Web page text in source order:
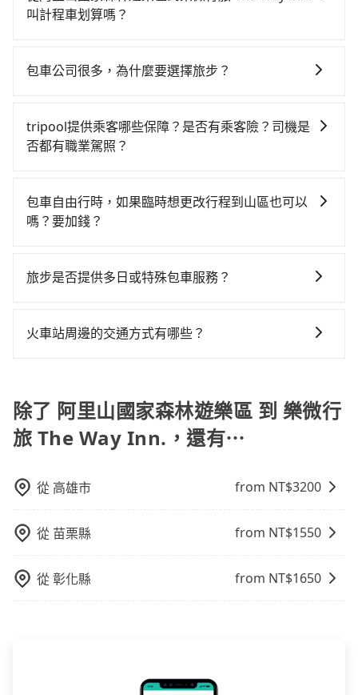
站、現場購票並於月台排隊的時間約15分鐘，再乘坐
班的計程車，搭上小黃後約花16分鐘、車費200元後，
轉乘之平均每人花費為1,080元。不過嘉義縣領有合法執
照的計程車僅有300多輛，計程車的密度為雙北的
本無車可攔。縱使幸運攔到一輛小黃了，嘉義縣少部分
小黃司機不按表收費，看乘客是外地人便漫天喊價或恣
而不預約包車，不僅每人至少額外負擔90元車資，而且
tripool的拼車共乘服務，最多可再節省50%的交通費
當天就要來回，那在嘉義路邊可隨租隨借的iRent應該是
山國家森林遊樂區到樂微行旅 The Way Inn.的花費預估
小時40元路邊停車費用預估進去，但額外的汽車保險與
可能的罰單都需自付。再者，和運的iRent只提供最基本
座或九人座可供選擇，而且無人租車最令人詬病的就是
車況，打開車門才發現仍有上一組乘客遺留的垃圾或者
用戶卻遲遲尚未歸還，又或者要還車時卻偏偏找不到停
使用時還是有其區域的限制，實際可停靠的地點與你的
叫計程車划算嗎？
灣大車隊。依照里程跳錶計算，價格約為3,215~4,800元
程車約330輛，計程車密度為雙北的0.4%，也就是說要
臨時叫到小黃的難度是台北或新北的200倍之多。再加上
阿里山國家森林遊樂區到樂微行旅 The Way Inn.的跳表
小黃可能較為便宜，但當你們人數超過四位時，叫兩輛
包車公司很多，為什麼要選擇旅步？
策也是完全透明的，不會有任何隱藏費用。此外，我們
提供更彈性的取消訂單規定，並致力於提供高品質的包
tripool提供乘客哪些保障？是否有乘客險？司機是
否都有職業駕照？
查，符合職業駕駛資格的司機入隊服務，所提供之車輛
也都經過細心維護及保養，以確保您的乘車安全。
包車自由行時，如果臨時想更改行程到山區也可以
嗎？要加錢？
旅步可能會根據行經的路線是否超過海拔1500公尺來進
我們會透過Email的方式向您說明收費細節，讓您能更放
旅步是否提供多日或特殊包車服務？
專人回覆您。
火車站周邊的交通方式有哪些？
站，相對便宜經濟。 計程車：乘坐計程車到達或離開火
車站，方便快捷但昂貴。 捷運/輕軌：通過捷運或輕軌到
達或離開火車站，快捷便利。 包車：預定包車到達或離
除了 阿里山國家森林遊樂區 到 樂微行
旅 The Way Inn.，還有⋯
從 高雄市 from NT$3200
從 苗栗縣 from NT$1550
從彰化縣 from NT$1650